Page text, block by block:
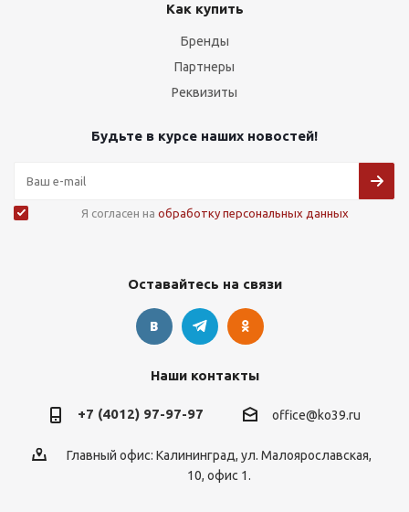
Как купить
Бренды
Партнеры
Реквизиты
Будьте в курсе наших новостей!
Я согласен на обработку персональных данных
Оставайтесь на связи
Наши контакты
+7 (4012) 97-97-97 office@ko39.ru
Главный офис: Калининград, ул. Малоярославская,
10, офис 1.